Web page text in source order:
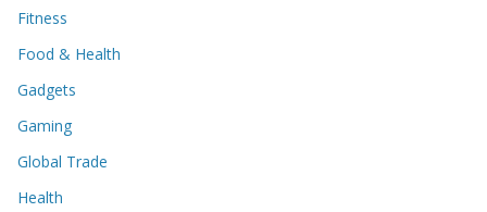
Fitness
Food & Health
Gadgets
Gaming
Global Trade
Health